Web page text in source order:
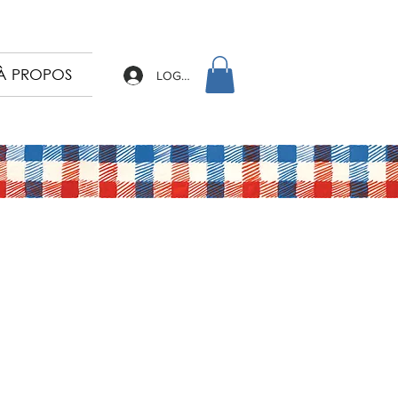
PROPOS LOG IN